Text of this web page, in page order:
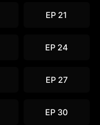
EP 21
EP 24
EP 27
EP 30